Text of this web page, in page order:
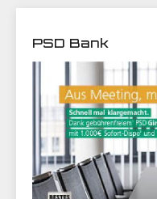
PSD Bank